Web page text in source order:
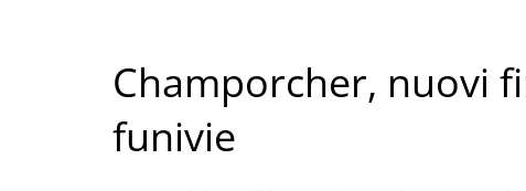
Champorcher, nuovi
funivie